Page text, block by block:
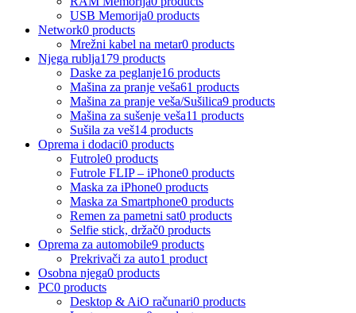
USB Memorija0 products
Network0 products
Mrežni kabel na metar0 products
Njega rublja179 products
Daske za peglanje16 products
Mašina za pranje veša61 products
Mašina za pranje veša/Sušilica9 products
Mašina za sušenje veša11 products
Sušila za veš14 products
Oprema i dodaci0 products
Futrole0 products
Futrole FLIP – iPhone0 products
Maska za iPhone0 products
Maska za Smartphone0 products
Remen za pametni sat0 products
Selfie stick, držač0 products
Oprema za automobile9 products
Prekrivači za auto1 product
Osobna njega0 products
PC0 products
Desktop & AiO računari0 products